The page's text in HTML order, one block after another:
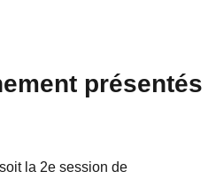
présentés
la 2esession de